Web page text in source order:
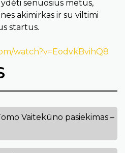
senuosius metus,
akimirkas ir su viltimi
startus.
watch?v=EodvkBvihQ8
Vaitekūno pasiekimas –